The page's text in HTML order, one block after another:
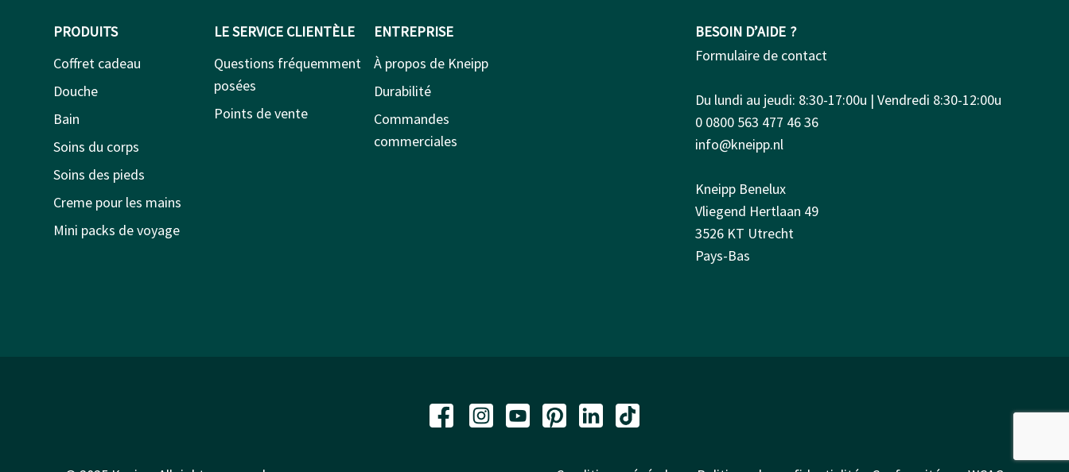
PRODUITS
Coffret cadeau
Douche
Bain
Soins du corps
Soins des pieds
Creme pour les mains
Mini packs de voyage
LE SERVICE CLIENTÈLE
Questions fréquemment
posées
Points de vente
ENTREPRISE
À propos de Kneipp
Durabilité
Commandes
commerciales
BESOIN D’AIDE ?
Formulaire de contact
Du lundi au jeudi: 8:30-17:00u | Vendredi 8:30-12:00u
0 0800 563 477 46 36
info@kneipp.nl
Kneipp Benelux
Vliegend Hertlaan 49
3526 KT Utrecht
Pays-Bas